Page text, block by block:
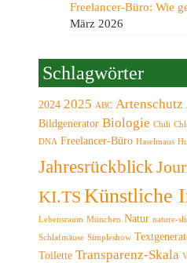
Freelancer-Büro: Wie
März 2026
Schlagwörter
2024 2025 ABC Artenschutz
Bildgenerator Biologie Chili
DNA Freelancer-Büro Haselmaus
Jahresrückblick
KI.TS Künstliche
Lebensraum München Natur nature-
Schlafmäuse Simpleshow
Toilette Transparenz-Skala